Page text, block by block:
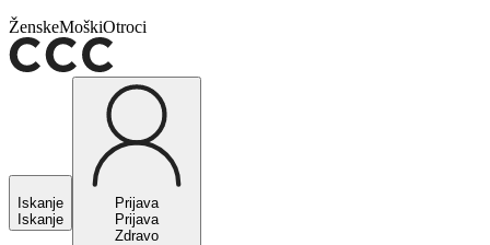
ŽenskeMoškiOtroci
Iskanje
Iskanje
Prijava
Prijava
Zdravo